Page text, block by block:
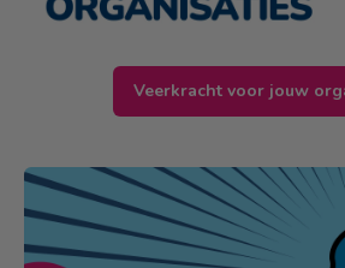
Veerkracht voor jouw